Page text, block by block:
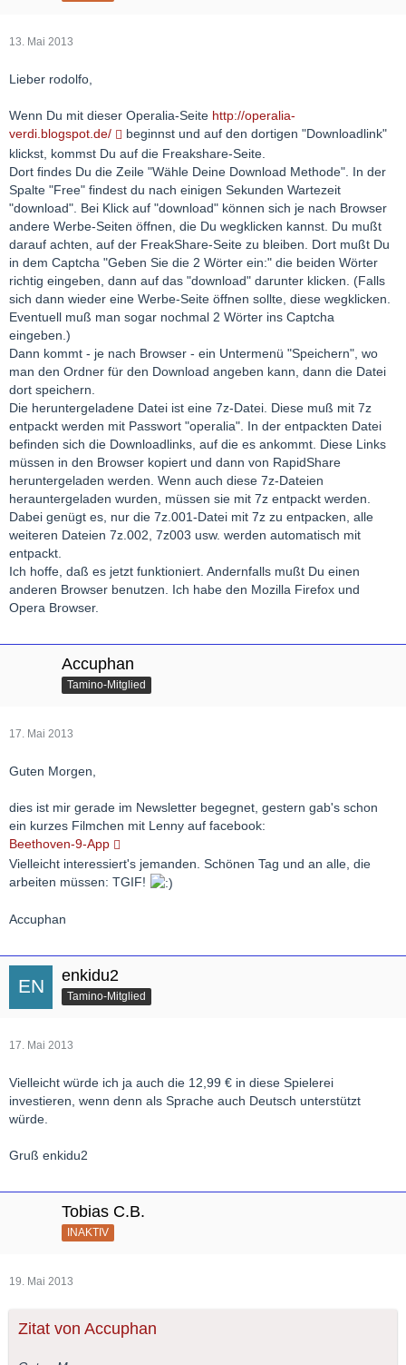
13. Mai 2013
Lieber rodolfo,
Wenn Du mit dieser Operalia-Seite http://operalia-
verdi.blogspot.de/
beginnst und auf den dortigen "Downloadlink"
klickst, kommst Du auf die Freakshare-Seite.
Dort findes Du die Zeile "Wähle Deine Download Methode". In der
Spalte "Free" findest du nach einigen Sekunden Wartezeit
"download". Bei Klick auf "download" können sich je nach Browser
andere Werbe-Seiten öffnen, die Du wegklicken kannst. Du mußt
darauf achten, auf der FreakShare-Seite zu bleiben. Dort mußt Du
in dem Captcha "Geben Sie die 2 Wörter ein:" die beiden Wörter
richtig eingeben, dann auf das "download" darunter klicken. (Falls
sich dann wieder eine Werbe-Seite öffnen sollte, diese wegklicken.
Eventuell muß man sogar nochmal 2 Wörter ins Captcha
eingeben.)
Dann kommt - je nach Browser - ein Untermenü "Speichern", wo
man den Ordner für den Download angeben kann, dann die Datei
dort speichern.
Die heruntergeladene Datei ist eine 7z-Datei. Diese muß mit 7z
entpackt werden mit Passwort "operalia". In der entpackten Datei
befinden sich die Downloadlinks, auf die es ankommt. Diese Links
müssen in den Browser kopiert und dann von RapidShare
heruntergeladen werden. Wenn auch diese 7z-Dateien
herauntergeladen wurden, müssen sie mit 7z entpackt werden.
Dabei genügt es, nur die 7z.001-Datei mit 7z zu entpacken, alle
weiteren Dateien 7z.002, 7z003 usw. werden automatisch mit
entpackt.
Ich hoffe, daß es jetzt funktioniert. Andernfalls mußt Du einen
anderen Browser benutzen. Ich habe den Mozilla Firefox und
Opera Browser.
Accuphan
Tamino-Mitglied
17. Mai 2013
Guten Morgen,
dies ist mir gerade im Newsletter begegnet, gestern gab's schon
ein kurzes Filmchen mit Lenny auf facebook:
Beethoven-9-App
Vielleicht interessiert's jemanden. Schönen Tag und an alle, die
arbeiten müssen: TGIF!
Accuphan
enkidu2
Tamino-Mitglied
17. Mai 2013
Vielleicht würde ich ja auch die 12,99 € in diese Spielerei
investieren, wenn denn als Sprache auch Deutsch unterstützt
würde.
Gruß enkidu2
Tobias C.B.
INAKTIV
19. Mai 2013
Zitat von Accuphan